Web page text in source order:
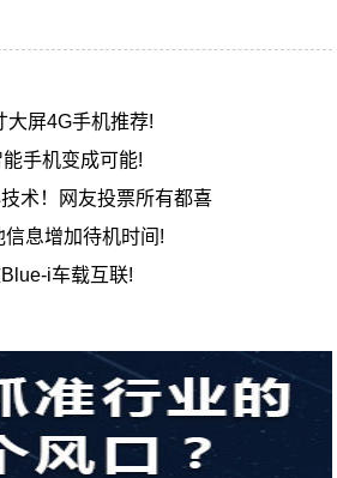
大屏4G手机推荐!
手机变成可能!
术！网友投票所有都喜
息增加待机时间!
i车载互联!